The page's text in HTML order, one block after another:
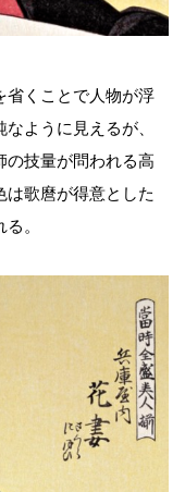
省くことで人物が浮
ように見えるが、
の技量が問われる高
は歌麿が得意とした
。